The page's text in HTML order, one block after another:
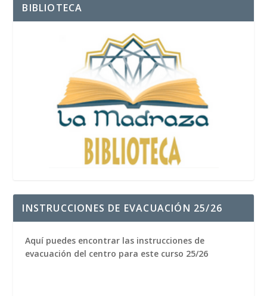
BIBLIOTECA
INSTRUCCIONES DE EVACUACIÓN 25/26
Aquí puedes encontrar las instrucciones de
evacuación del centro para este curso 25/26